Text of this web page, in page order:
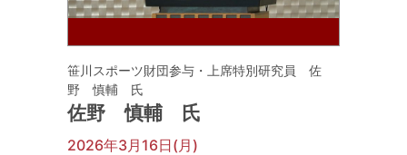
笹川スポーツ財団参与・上席特別研究員 佐
野 慎輔 氏
佐野 慎輔 氏
2026年3月16日(月)